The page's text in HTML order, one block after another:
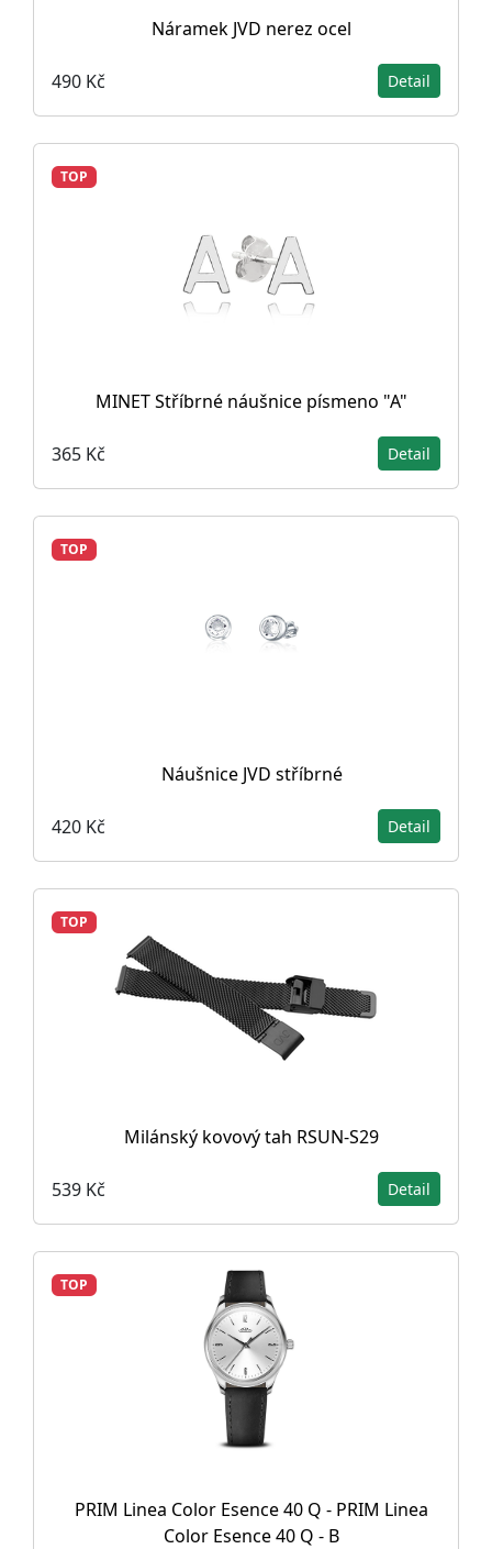
Náramek JVD nerez ocel
490 Kč Detail
TOP
MINET Stříbrné náušnice písmeno "A"
365 Kč Detail
TOP
Náušnice JVD stříbrné
420 Kč Detail
TOP
Milánský kovový tah RSUN‑S29
539 Kč Detail
TOP
PRIM Linea Color Esence 40 Q - PRIM Linea
Color Esence 40 Q - B